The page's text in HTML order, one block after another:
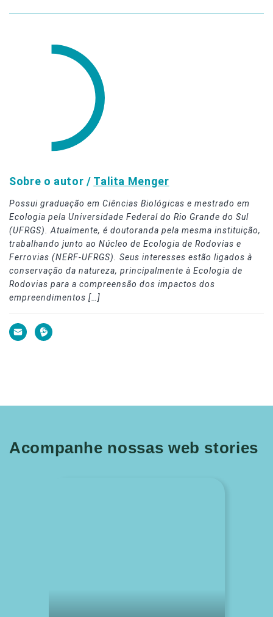
Sobre o autor / Talita Menger
Possui graduação em Ciências Biológicas e mestrado em
Ecologia pela Universidade Federal do Rio Grande do Sul
(UFRGS). Atualmente, é doutoranda pela mesma instituição,
trabalhando junto ao Núcleo de Ecologia de Rodovias e
Ferrovias (NERF-UFRGS). Seus interesses estão ligados à
conservação da natureza, principalmente à Ecologia de
Rodovias para a compreensão dos impactos dos
empreendimentos […]
Acompanhe nossas web stories